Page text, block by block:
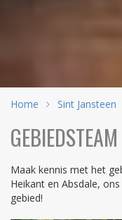
Home Sint Jansteen
Maak kennis met het
Heikant en Absdale,
gebied!